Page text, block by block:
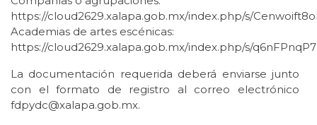
https://cloud2629.xalapa.gob.mx/index.php/s/
Academias de artes escénicas:
https://cloud2629.xalapa.gob.mx/index.php/s/
La documentación requerida deberá enviarse junto
con el formato de registro al correo electrónico
fdpydc@xalapa.gob.mx.